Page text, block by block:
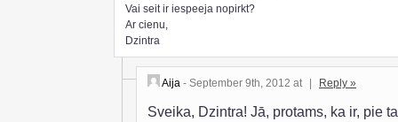
Vai seit ir iespeeja nopirkt?
Ar cienu,
Dzintra
Aija - September 9th, 2012 at Reply »
Sveika, Dzintra! Jā, protams, ka ir, pie